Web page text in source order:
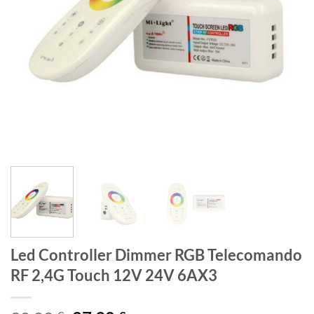
Led Controller Dimmer RGB Telecomando
RF 2,4G Touch 12V 24V 6AX3